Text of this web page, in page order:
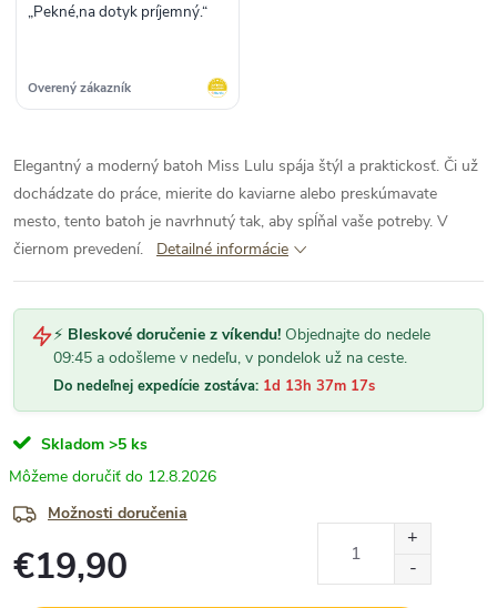
„Pekné,na dotyk príjemný.“
Overený zákazník
Elegantný a moderný batoh Miss Lulu spája štýl a praktickosť. Či už
dochádzate do práce, mierite do kaviarne alebo preskúmavate
mesto, tento batoh je navrhnutý tak, aby spĺňal vaše potreby. V
čiernom prevedení.
Detailné informácie
⚡ Bleskové doručenie z víkendu! Objednajte do nedele
09:45 a odošleme v nedeľu, v pondelok už na ceste.
Do nedeľnej expedície zostáva: 1d 13h 37m 17s
Skladom >5 ks
12.8.2026
Možnosti doručenia
€19,90